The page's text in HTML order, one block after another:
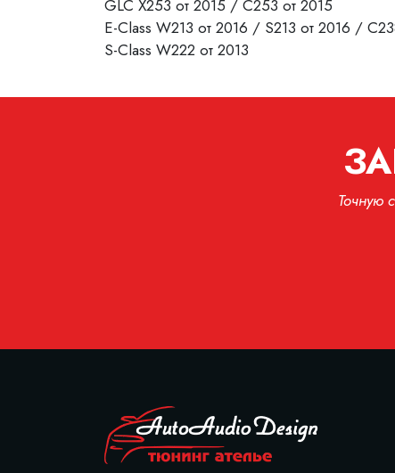
GLC X253 от 2015 / C253 от 2015
E-Class W213 от 2016 / S213 от 2016 /
S-Class W222 от 2013
Точную